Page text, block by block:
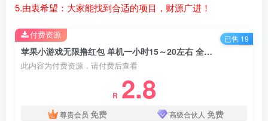
5.由衷希望：大家能找到合适的项目，财源广进！
苹果小游戏无限撸红包 单机一小时15～20左右 全程不用看广告！
此内容为付费资源，请付费后查看
R 2.8
尊贵会员 免费 高级合伙人 免费
付费资源 已售 19